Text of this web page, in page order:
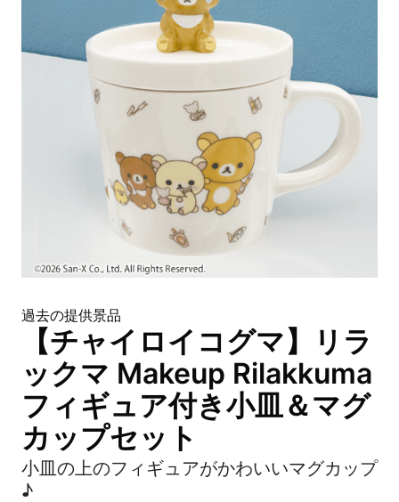
過去の提供景品
【チャイロイコグマ】リラ
ックマ Makeup Rilakkuma
フィギュア付き小皿＆マグ
カップセット
小皿の上のフィギュアがかわいいマグカップ
♪